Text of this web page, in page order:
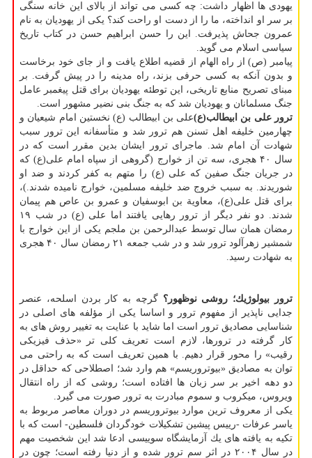
یهودی ها اظهار داشت: چه كسی می تواند از بالای این خانه سنگی
بر سر او انداخته، ما را از دست او راحت كند؟ یكی از یهودیان به نام
عمرون جحاش پذیرفت. این را حسن ابراهیم حسن در كتاب تاریخ
سیاسی اسلام می گوید.
پیامبر (ص) از راه الهام از قضیه اطلاع یافت و از جای خود برخاست
و بدون آنكه به كسی حرفی بزند، راه مدینه را در پیش گرفت. بر
مبنای تصریح منابع تاریخی، این توطئه یهودیان برای قتل پیغمبر عامل
جنگ مسلمانان و یهودیان شد كه به جنگ بنی نضیر مشهور است.
ترور علی بن ابیطالب(ع)علی بن ابیطالب (ع) نخستین امام شیعیان و
چهارمین خلیفه اهل تسنن هم ترور شد و متأسفانه این ترور سبب
شهادت آن امام شد. ماجرای ترور ایشان بدین مقرر است كه در
سال ۴۰ هجری، سه تن از خوارج (گروهی از سپاه امام علی(ع) كه
در جریان جنگ صفین كه علی (ع) را متهم به كفر كردند و ضد او
شوریدند. به سبب خروج ضد خلیفه مسلمین، خوارج نامیده شدند.)،
برای قتل علی(ع)، معاویة بن ابوسفیان و عمرو بن عاص هم پیمان
شدند. دو نفر دیگر از ترور رهایی یافتند اما علی (ع) در شب ۱۹
رمضان همان سال توسط عبدالرحمن بن ملجم یكی از این خوارج با
شمشیر زهرآلود ترور شد و در شب جمعه ۲۱ رمضان سال ۴۰ هجری
به شهادت رسید.
ترور بیولوژیك؛ روشی نوظهور؟گرچه به كار بردن اسلحه، عنصر
جدایی ناپذیر از مفهوم ترور و اساسا یكی از مؤلفه های اصلی در
شناسایی مصادیق ترور است اما شاید با عنایت به تغییر روش های به
كار گرفته در ترورها، لازم است تعریف كلی تر «حذف فیزیكی
رقیب» را محور قرار دهیم. با همین تعریف است كه به راحتی می
توان به مصادیق «بیوتروریسم» هم وارد شد؛ اصطلاحی كه حداقل در
دو دهه اخیر بر سر زبان ها افتاده است؛ روشی كه از راه انتقال
ویروس، میكروب و سموم مبادرت به ترور صورت می گیرد.
یكی از معروف ترین موارد بیوتروریسم در دوران معاصر مربوط به
یاسر عرفات -رییس پیشین تشكیلات خودگردان فلسطین- است كه با
تكیه به یافته های یك آزمایشگاه سوییسی ادعا شد این شخصیت مهم
در سال ۲۰۰۴ در اثر سم ترور شده و از دنیا رفته است؛ چون در